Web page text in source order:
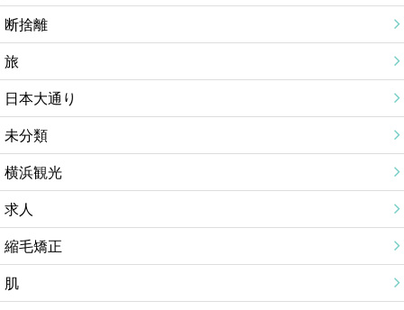
断捨離
旅
日本大通り
未分類
横浜観光
求人
縮毛矯正
肌